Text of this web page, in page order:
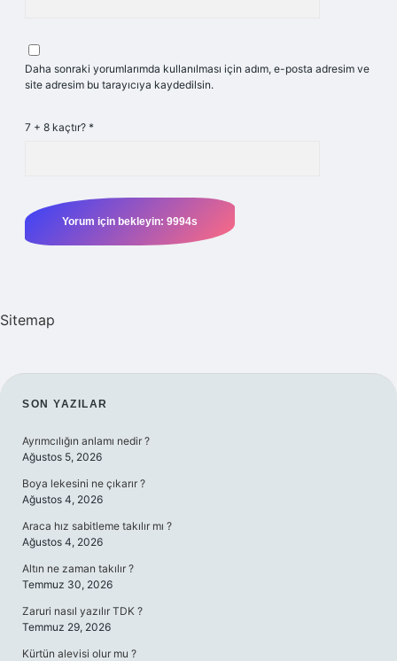
Daha sonraki yorumlarımda kullanılması için adım, e-posta adresim ve
site adresim bu tarayıcıya kaydedilsin.
7 + 8 kaçtır? *
Sitemap
SIDEBAR
SON YAZILAR
Ayrımcılığın anlamı nedir ?
Ağustos 5, 2026
Boya lekesini ne çıkarır ?
Ağustos 4, 2026
Araca hız sabitleme takılır mı ?
Ağustos 4, 2026
Altın ne zaman takılır ?
Temmuz 30, 2026
Zaruri nasıl yazılır TDK ?
Temmuz 29, 2026
Kürtün alevisi olur mu ?